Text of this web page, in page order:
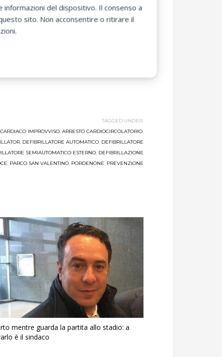
del dispositivo. Il consenso a
sito. Non acconsentire o ritirare il
sua postazione all’ingresso
dell’ambulanza, il DAE in
più adeguata.
solamente utile al momento
TAGGED UNDER:
IMPROVVISO, ARRESTO CARDIOCIRCOLATORIO,
, DEFIBRILLATORE AUTOMATICO, DEFIBRILLATORE
SEMIAUTOMATICO ESTERNO, DEFIBRILLAZIONE
, PARCO SAN VALENTINO, PORDENONE, PREVENZIONE
mentre guarda la partita allo stadio: a
è il sindaco